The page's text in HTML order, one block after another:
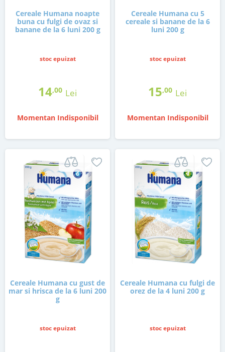
Cereale Humana noapte
buna cu fulgi de ovaz si
banane de la 6 luni 200 g
stoc epuizat
14,00 Lei
Momentan Indisponibil
Cereale Humana cu 5
cereale si banane de la 6
luni 200 g
stoc epuizat
15,00 Lei
Momentan Indisponibil
Cereale Humana cu gust de
mar si hrisca de la 6 luni 200
g
stoc epuizat
Cereale Humana cu fulgi de
orez de la 4 luni 200 g
stoc epuizat